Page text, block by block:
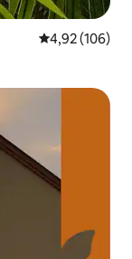
4,92 (106)